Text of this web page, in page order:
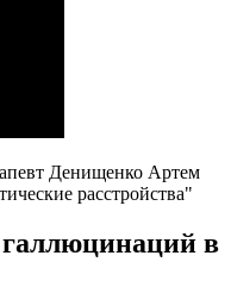
Денищенко Артем
расстройства"
в